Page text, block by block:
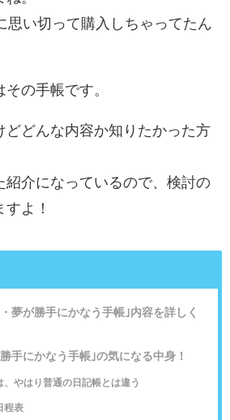
思い切って購入しちゃってたん
の手帳です。
どどんな内容か知りたかった方
紹介になっているので、検討の
よ！
夢が勝手にかなう手帳｣内容を詳しく
手にかなう手帳｣の気になる中身！
、やはり普通の日記帳とは違う
程表